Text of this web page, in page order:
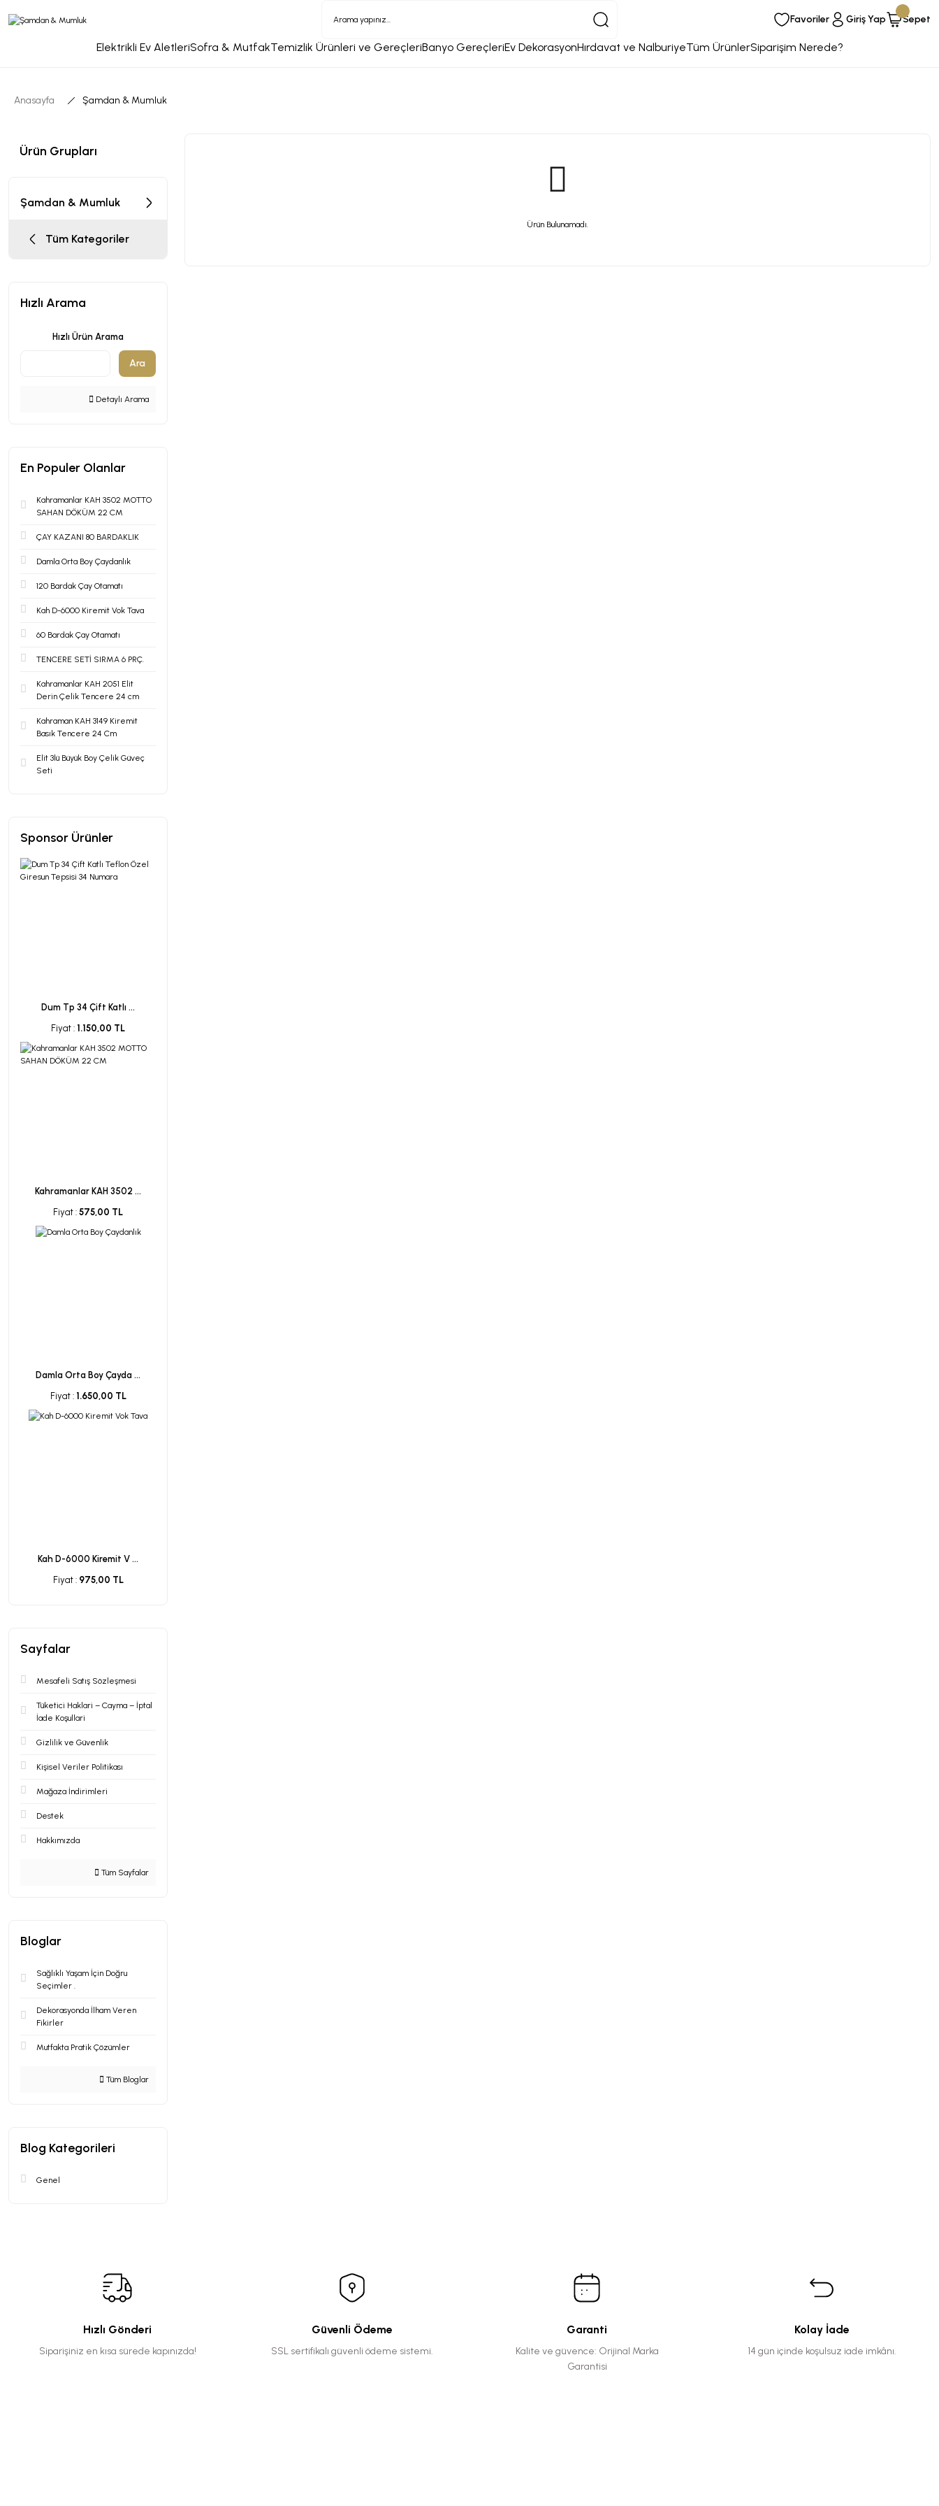
Favoriler Giriş Yap Sepet
Elektrikli Ev AletleriSofra & MutfakTemizlik Ürünleri ve GereçleriBanyo GereçleriEv DekorasyonHırdavat ve NalburiyeTüm ÜrünlerSiparişim Nerede?
Anasayfa Şamdan & Mumluk
Ürün Grupları
Şamdan & Mumluk
Tüm Kategoriler
Hızlı Arama
Hızlı Ürün Arama
Ara
Detaylı Arama
En Populer Olanlar
Kahramanlar KAH 3502 MOTTO
SAHAN DÖKÜM 22 CM
ÇAY KAZANI 80 BARDAKLIK
Damla Orta Boy Çaydanlık
120 Bardak Çay Otamatı
Kah D-6000 Kiremit Vok Tava
60 Bardak Çay Otamatı
TENCERE SETİ SIRMA 6 PRÇ.
Kahramanlar KAH 2051 Elit
Derin Çelik Tencere 24 cm
Kahraman KAH 3149 Kiremit
Basık Tencere 24 Cm
Elit 3lü Büyük Boy Çelik Güveç
Seti
Sponsor Ürünler
Dum Tp 34 Çift Katlı ...
Fiyat : 1.150,00 TL
Kahramanlar KAH 3502 ...
Fiyat : 575,00 TL
Damla Orta Boy Çayda ...
Fiyat : 1.650,00 TL
Kah D-6000 Kiremit V ...
Fiyat : 975,00 TL
Sayfalar
Mesafeli Satış Sözleşmesi
Tüketici Haklari – Cayma – İptal
İade Koşullari
Gizlilik ve Güvenlik
Kişisel Veriler Politikası
Mağaza İndirimleri
Destek
Hakkımızda
Tüm Sayfalar
Bloglar
Sağlıklı Yaşam İçin Doğru
Seçimler .
Dekorasyonda İlham Veren
Fikirler
Mutfakta Pratik Çözümler
Tüm Bloglar
Blog Kategorileri
Genel
Ürün Bulunamadı.
Hızlı Gönderi
Siparişiniz en kısa sürede kapınızda!
Güvenli Ödeme
SSL sertifikalı güvenli ödeme sistemi.
Garanti
Kalite ve güvence: Orijinal Marka
Garantisi
Kolay İade
14 gün içinde koşulsuz iade imkânı.